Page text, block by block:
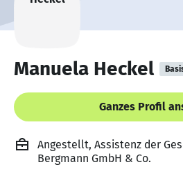
Manuela Heckel
Ganzes Profil
Angestellt, Assistenz der
Bergmann GmbH & Co.